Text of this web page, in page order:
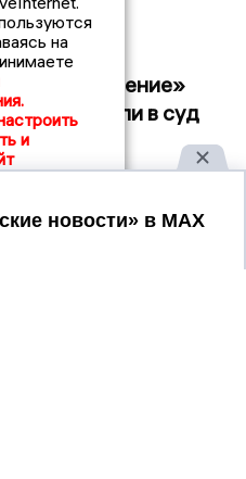
ЖК «Поколение»
передали в суд
на
и